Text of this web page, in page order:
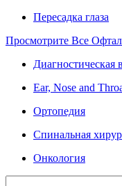
Пересадка глаза
Просмотрите Все
Диагностическая
Ear, Nose and
Ортопедия
Спинальная
Онкология